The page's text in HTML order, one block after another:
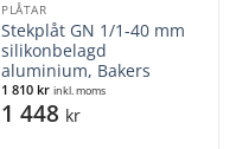
PLÅTAR
Stekplåt GN 1/1-40 mm
silikonbelagd
aluminium, Bakers
1 810 kr inkl. moms
1 448 kr